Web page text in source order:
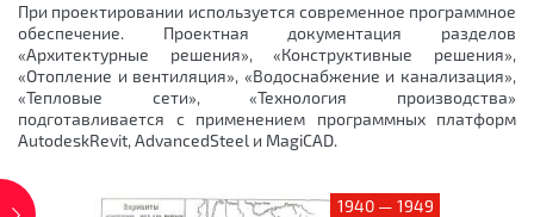
При проектировании используется современное программное
обеспечение. Проектная документация разделов
«Архитектурные решения», «Конструктивные решения»,
«Отопление и вентиляция», «Водоснабжение и канализация»,
«Тепловые сети», «Технология производства»
подготавливается с применением программных платформ
AutodeskRevit, AdvancedSteel и MagiCAD.
1940 — 1949